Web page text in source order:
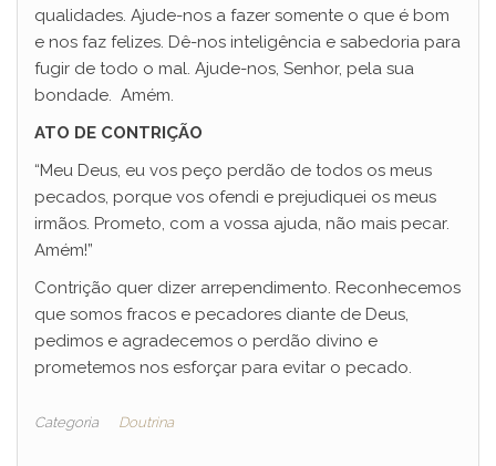
qualidades. Ajude-nos a fazer somente o que é bom
e nos faz felizes. Dê-nos inteligência e sabedoria para
fugir de todo o mal. Ajude-nos, Senhor, pela sua
bondade. Amém.
ATO DE CONTRIÇÃO
“Meu Deus, eu vos peço perdão de todos os meus
pecados, porque vos ofendi e prejudiquei os meus
irmãos. Prometo, com a vossa ajuda, não mais pecar.
Amém!”
Contrição quer dizer arrependimento. Reconhecemos
que somos fracos e pecadores diante de Deus,
pedimos e agradecemos o perdão divino e
prometemos nos esforçar para evitar o pecado.
Categoria Doutrina